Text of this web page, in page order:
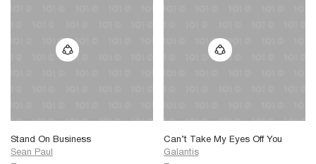
Stand On Business
Sean Paul
Can’t Take My Eyes Off You
Galantis